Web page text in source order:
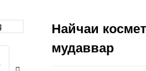
Найчаи
мудаввар